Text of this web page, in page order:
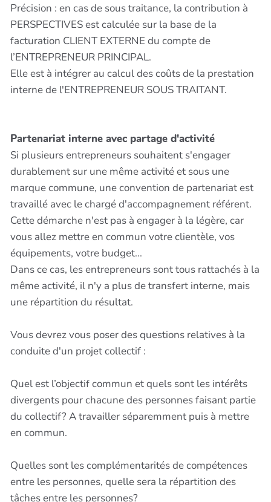
Précision : en cas de sous traitance, la contribution à
PERSPECTIVES est calculée sur la base de la
facturation CLIENT EXTERNE du compte de
l’ENTREPRENEUR PRINCIPAL.
Elle est à intégrer au calcul des coûts de la prestation
interne de l'ENTREPRENEUR SOUS TRAITANT.
Partenariat interne avec partage d'activité
Si plusieurs entrepreneurs souhaitent s'engager
durablement sur une même activité et sous une
marque commune, une convention de partenariat est
travaillé avec le chargé d'accompagnement référent.
Cette démarche n'est pas à engager à la légère, car
vous allez mettre en commun votre clientèle, vos
équipements, votre budget...
Dans ce cas, les entrepreneurs sont tous rattachés à la
même activité, il n'y a plus de transfert interne, mais
une répartition du résultat.
Vous devrez vous poser des questions relatives à la
conduite d'un projet collectif :
Quel est l’objectif commun et quels sont les intérêts
divergents pour chacune des personnes faisant partie
du collectif? A travailler séparemment puis à mettre
en commun.
Quelles sont les complémentarités de compétences
entre les personnes, quelle sera la répartition des
tâches entre les personnes?